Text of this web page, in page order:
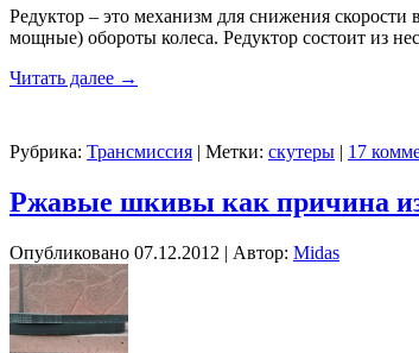
Редуктор – это механизм для снижения
мощные) обороты колеса. Редуктор состоит из
Читать далее →
Рубрика: Трансмиссия | Метки: скутеры | 17
Ржавые шкивы как причина
Опубликовано 07.12.2012 | Автор: Midas